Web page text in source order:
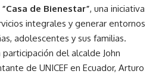
“Casa de Bienestar”, una iniciativa
integrales y generar entornos
adolescentes y sus familias.
del alcalde John
de UNICEF en Ecuador, Arturo